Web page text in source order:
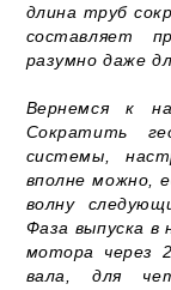
длина труб
составляет
разумно даже
Вернемся к
Сократить
системы,
вполне можно,
волну
Фаза выпуска в
мотора через
вала, для